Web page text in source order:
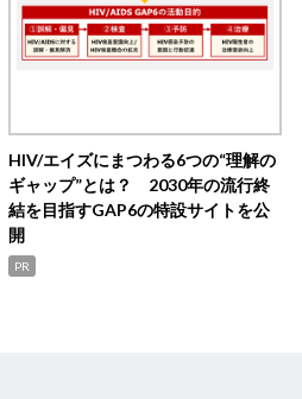
HIV/エイズにまつわる6つの“理解の
ギャップ”とは？ 2030年の流行終
結を目指すGAP6の特設サイトを公
開
PR